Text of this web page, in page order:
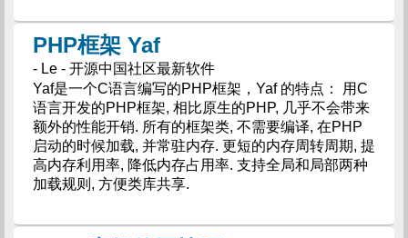
PHP框架 Yaf
- Le - 开源中国社区最新软件
Yaf是一个C语言编写的PHP框架，Yaf 的特点： 用C
语言开发的PHP框架, 相比原生的PHP, 几乎不会带来
额外的性能开销. 所有的框架类, 不需要编译, 在PHP
启动的时候加载, 并常驻内存. 更短的内存周转周期, 提
高内存利用率, 降低内存占用率. 支持全局和局部两种
加载规则, 方便类库共享.